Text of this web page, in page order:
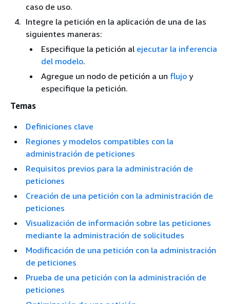
caso de uso.
Integre la petición en la aplicación de una de las
siguientes maneras:
Especifique la petición al ejecutar la inferencia
del modelo.
Agregue un nodo de petición a un flujo y
especifique la petición.
Temas
Definiciones clave
Regiones y modelos compatibles con la
administración de peticiones
Requisitos previos para la administración de
peticiones
Creación de una petición con la administración de
peticiones
Visualización de información sobre las peticiones
mediante la administración de solicitudes
Modificación de una petición con la administración
de peticiones
Prueba de una petición con la administración de
peticiones